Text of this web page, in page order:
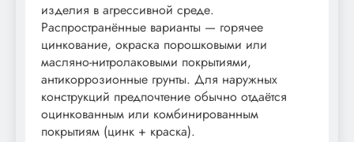
изделия в агрессивной среде.
Распространённые варианты — горячее
цинкование, окраска порошковыми или
масляно-нитролаковыми покрытиями,
антикоррозионные грунты. Для наружных
конструкций предпочтение обычно отдаётся
оцинкованным или комбинированным
покрытиям (цинк + краска).